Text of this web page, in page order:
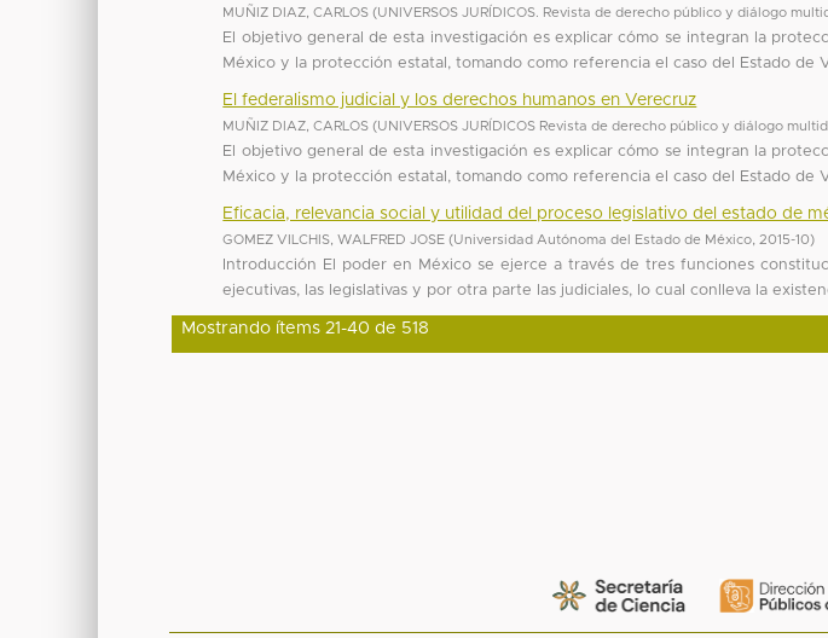
MUÑIZ DIAZ, CARLOS (UNIVERSOS JURÍDICOS. Revista de derecho público y diálogo
El objetivo general de esta investigación es explicar cómo se integran la
México y la protección estatal, tomando como referencia el caso del Estado de
El federalismo judicial y los derechos humanos en Verecruz
MUÑIZ DIAZ, CARLOS (UNIVERSOS JURÍDICOS Revista de derecho público y diálogo
El objetivo general de esta investigación es explicar cómo se integran la
México y la protección estatal, tomando como referencia el caso del Estado de
Eficacia, relevancia social y utilidad del proceso legislativo del estado de
GOMEZ VILCHIS, WALFRED JOSE (Universidad Autónoma del Estado de México 2015-10)
Introducción El poder en México se ejerce a través de tres funciones
ejecutivas, las legislativas y por otra parte las judiciales, lo cual conlleva la
Mostrando ítems 21-40 de 518